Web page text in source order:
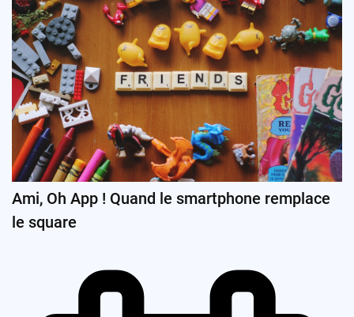
Ami, Oh App ! Quand le smartphone remplace
le square